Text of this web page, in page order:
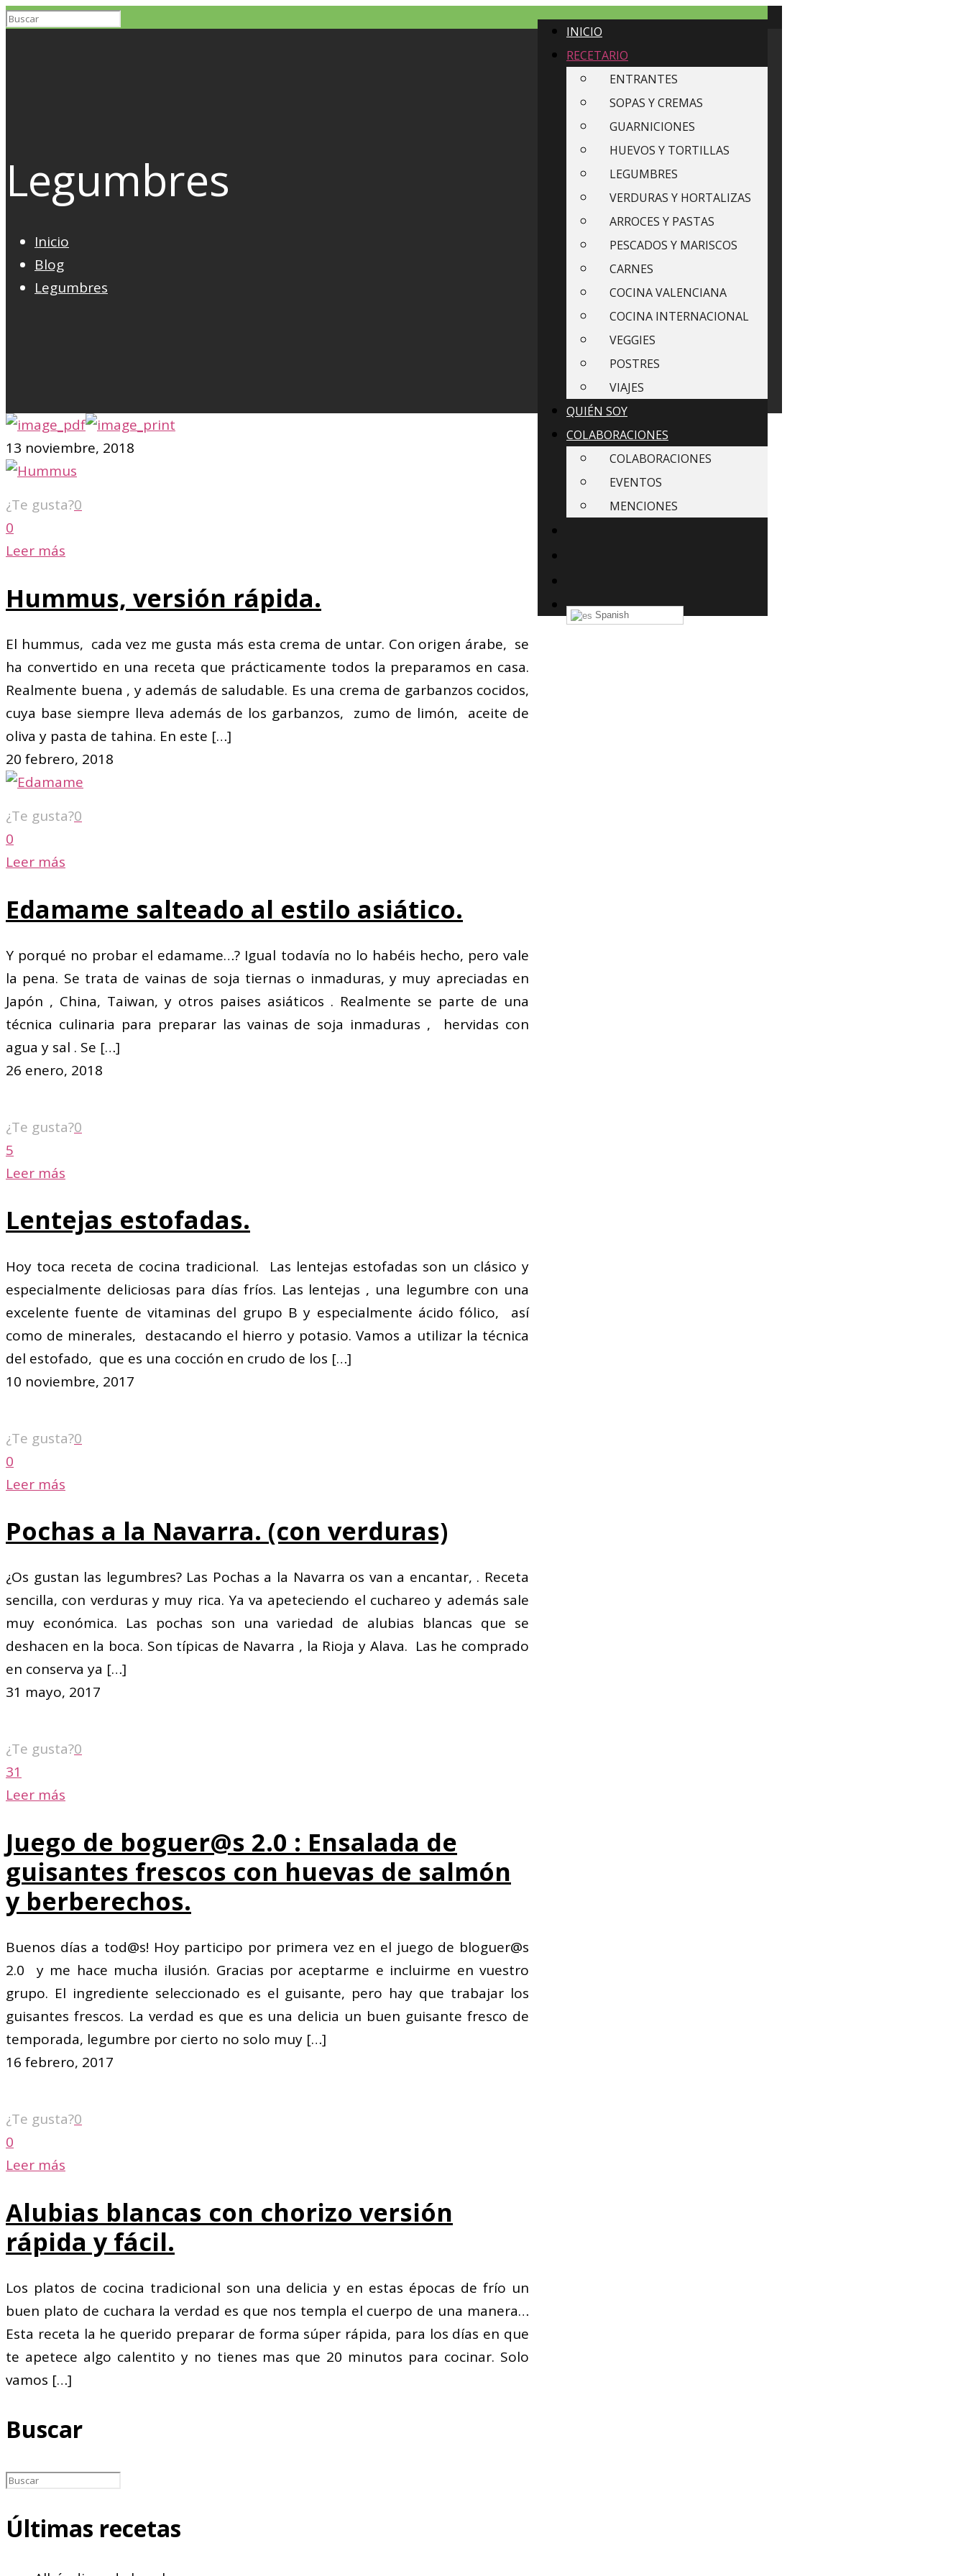
INICIO
RECETARIO
ENTRANTES
SOPAS Y CREMAS
GUARNICIONES
HUEVOS Y TORTILLAS
LEGUMBRES
VERDURAS Y HORTALIZAS
ARROCES Y PASTAS
PESCADOS Y MARISCOS
CARNES
COCINA VALENCIANA
COCINA INTERNACIONAL
VEGGIES
POSTRES
VIAJES
QUIÉN SOY
COLABORACIONES
COLABORACIONES
EVENTOS
MENCIONES
Spanish
Legumbres
Inicio
Blog
Legumbres
13 noviembre, 2018
¿Te gusta?0
0
Leer más
Hummus, versión rápida.
El hummus, cada vez me gusta más esta crema de untar. Con origen árabe, se
ha convertido en una receta que prácticamente todos la preparamos en casa.
Realmente buena , y además de saludable. Es una crema de garbanzos cocidos,
cuya base siempre lleva además de los garbanzos, zumo de limón, aceite de
oliva y pasta de tahina. En este […]
20 febrero, 2018
¿Te gusta?0
0
Leer más
Edamame salteado al estilo asiático.
Y porqué no probar el edamame…? Igual todavía no lo habéis hecho, pero vale
la pena. Se trata de vainas de soja tiernas o inmaduras, y muy apreciadas en
Japón , China, Taiwan, y otros paises asiáticos . Realmente se parte de una
técnica culinaria para preparar las vainas de soja inmaduras , hervidas con
agua y sal . Se […]
26 enero, 2018
¿Te gusta?0
5
Leer más
Lentejas estofadas.
Hoy toca receta de cocina tradicional. Las lentejas estofadas son un clásico y
especialmente deliciosas para días fríos. Las lentejas , una legumbre con una
excelente fuente de vitaminas del grupo B y especialmente ácido fólico, así
como de minerales, destacando el hierro y potasio. Vamos a utilizar la técnica
del estofado, que es una cocción en crudo de los […]
10 noviembre, 2017
¿Te gusta?0
0
Leer más
Pochas a la Navarra. (con verduras)
¿Os gustan las legumbres? Las Pochas a la Navarra os van a encantar, . Receta
sencilla, con verduras y muy rica. Ya va apeteciendo el cuchareo y además sale
muy económica. Las pochas son una variedad de alubias blancas que se
deshacen en la boca. Son típicas de Navarra , la Rioja y Alava. Las he comprado
en conserva ya […]
31 mayo, 2017
¿Te gusta?0
31
Leer más
Juego de boguer@s 2.0 : Ensalada de
guisantes frescos con huevas de salmón
y berberechos.
Buenos días a tod@s! Hoy participo por primera vez en el juego de bloguer@s
2.0 y me hace mucha ilusión. Gracias por aceptarme e incluirme en vuestro
grupo. El ingrediente seleccionado es el guisante, pero hay que trabajar los
guisantes frescos. La verdad es que es una delicia un buen guisante fresco de
temporada, legumbre por cierto no solo muy […]
16 febrero, 2017
¿Te gusta?0
0
Leer más
Alubias blancas con chorizo versión
rápida y fácil.
Los platos de cocina tradicional son una delicia y en estas épocas de frío un
buen plato de cuchara la verdad es que nos templa el cuerpo de una manera…
Esta receta la he querido preparar de forma súper rápida, para los días en que
te apetece algo calentito y no tienes mas que 20 minutos para cocinar. Solo
vamos […]
Buscar
Últimas recetas